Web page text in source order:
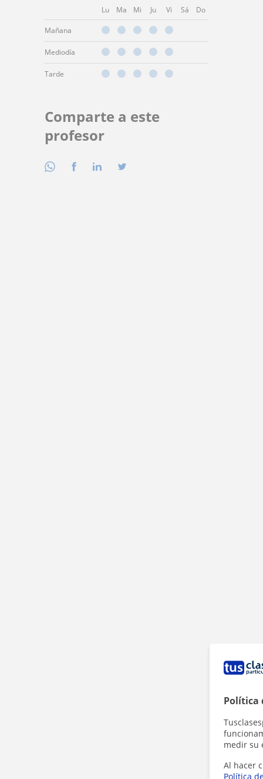
Política
medir su
Al hacer
Política
Lu Ma Mi Ju Vi Sá Do
Mañana
Mediodía
Tarde
Comparte a este
profesor